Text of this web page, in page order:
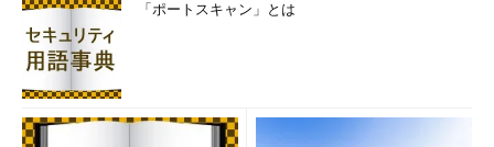
「ポートスキャン」とは